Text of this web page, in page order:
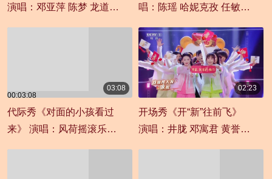
演唱：邓亚萍 陈梦 龙道一
唱：陈瑶 哈妮克孜 任敏
00:03:08
03:08
代际秀《对面的小孩看过
来》 演唱：风荷摇滚乐队
02:23
开场秀《开“新”往前飞》
演唱：井胧 邓寓君 黄誉博